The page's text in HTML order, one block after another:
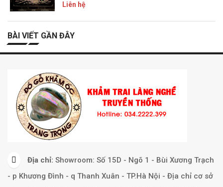
Liên hệ
BÀI VIẾT GẦN ĐÂY
Địa chỉ: Showroom: Số 15D - Ngõ 1 - Bùi Xương Trạch
- p Khương Đình - q Thanh Xuân - TP.Hà Nội - Địa chỉ cơ sở